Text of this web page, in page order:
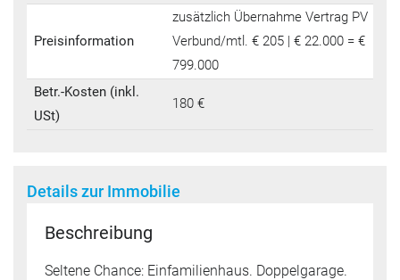
Preisinformation
zusätzlich Übernahme Vertrag PV
Verbund/mtl. € 205 | € 22.000 = €
799.000
Betr.-Kosten (inkl.
USt)
180 €
Details zur Immobilie
Beschreibung
Seltene Chance: Einfamilienhaus. Doppelgarage.